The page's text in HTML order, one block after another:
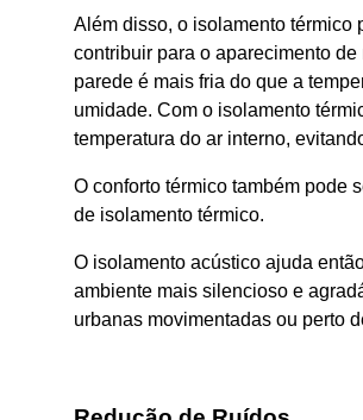
Além disso, o isolamento térmico
contribuir para o aparecimento
parede é mais fria do que a
umidade. Com o isolamento
temperatura do ar interno,
O conforto térmico também pode
de isolamento térmico.
O isolamento acústico ajuda
ambiente mais silencioso e
urbanas movimentadas ou perto